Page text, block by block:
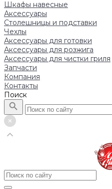
Шкафы навесные
Аксессуары
Столешницы и подставки
Чехлы
Аксессуары для готовки
Аксессуары для розжига
Аксессуары для чистки гриля
Запчасти
Компания
Контакты
Поиск